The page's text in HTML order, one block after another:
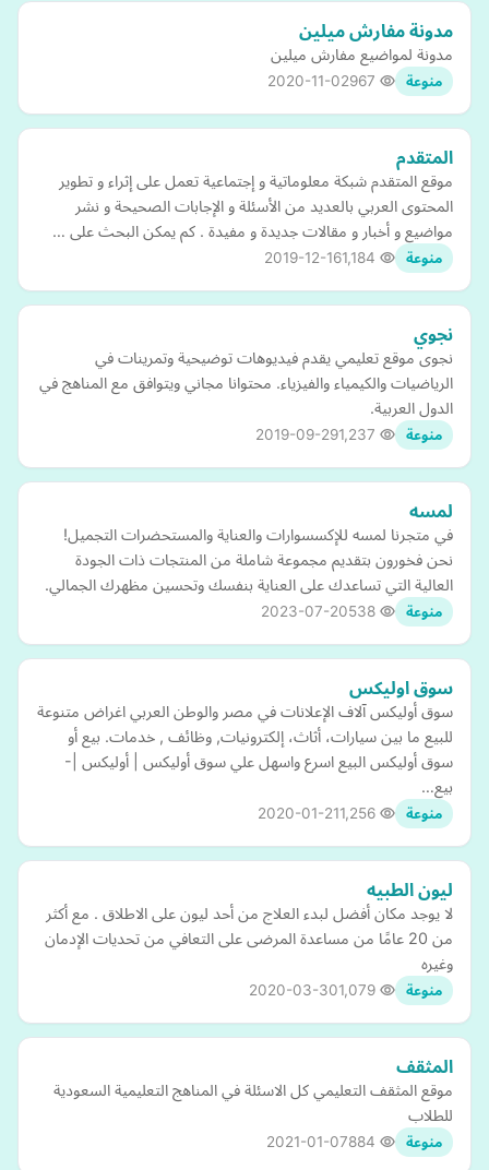
مدونة مفارش ميلين
مدونة لمواضيع مفارش ميلين
منوعة 2020-11-02
المتقدم
موقع المتقدم شبكة معلوماتية و إجتماعية تعمل على إثراء و تطوير
المحتوى العربي بالعديد من الأسئلة و الإجابات الصحيحة و نشر
مواضيع و أخبار و مقالات جديدة و مفيدة . كم يمكن البحث على …
منوعة 2019-12-16
نجوي
نجوى موقع تعليمي يقدم فيديوهات توضيحية وتمرينات في
الرياضيات والكيمياء والفيزياء. محتوانا مجاني ويتوافق مع المناهج في
الدول العربية.
منوعة 2019-09-29
لمسه
في متجرنا لمسه للإكسسوارات والعناية والمستحضرات التجميل!
نحن فخورون بتقديم مجموعة شاملة من المنتجات ذات الجودة
العالية التي تساعدك على العناية بنفسك وتحسين مظهرك الجمالي.
منوعة 2023-07-20
سوق اوليكس
سوق أوليكس آلاف الإعلانات في مصر والوطن العربي اغراض متنوعة
للبيع ما بين سيارات، أثاث، إلكترونيات, وظائف , خدمات. بيع أو
سوق أوليكس البيع اسرع واسهل علي سوق أوليكس | أوليكس |-
بيع…
منوعة 2020-01-21
ليون الطبيه
لا يوجد مكان أفضل لبدء العلاج من أحد ليون على الاطلاق . مع أكثر
من 20 عامًا من مساعدة المرضى على التعافي من تحديات الإدمان
وغيره
منوعة 2020-03-30
المثقف
موقع المثقف التعليمي كل الاسئلة في المناهج التعليمية السعودية
للطلاب
منوعة 2021-01-07